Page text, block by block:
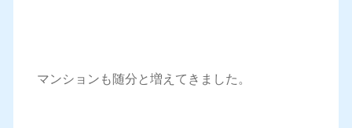
マンションも随分と増えてきました。